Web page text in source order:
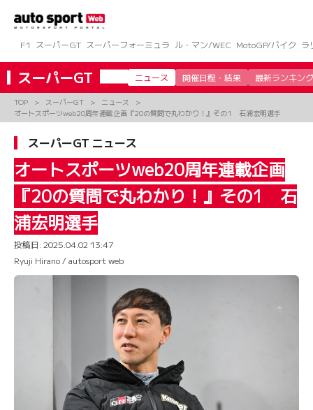
ツ
へ
ス
キ
プ
F1 スーパーGT スーパーフォーミュラ ル・マン/WEC MotoGP/バイク ラ
スーパーGT ニュース 開催日程・結果 最新ランキング
TOP スーパーGT
ニュース
オートスポーツweb20周年連載企画『20の質問で丸わかり！』その1 石浦宏明選手
スーパーGT ニュース
オートスポーツweb20周年連載企画
『20の質問で丸わかり！』その1 石
浦宏明選手
投稿日: 2025.04.02 13:47
Ryuji Hirano / autosport web